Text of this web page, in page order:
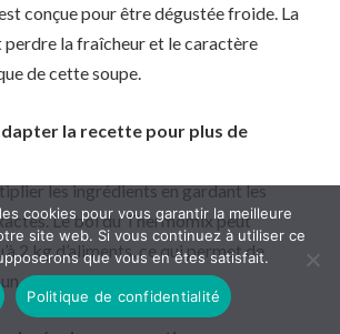
conçue pour être dégustée froide. La
la fraîcheur et le caractère
de cette soupe.
la recette pour plus de
les ingrédients en gardant les
Le bol du Thermomix peut
2 kg d’aliments, ce qui permet de
groupe plus large.
cookies pour vous garantir la meilleure
site web. Si vous continuez à utiliser ce
que vous en êtes satisfait.
Politique de confidentialité